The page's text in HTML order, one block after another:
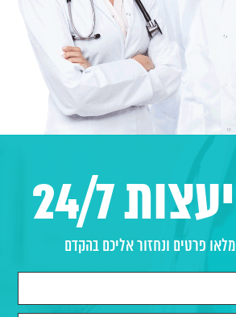
24/7
פרטים ונחזור אליכם בהקדם